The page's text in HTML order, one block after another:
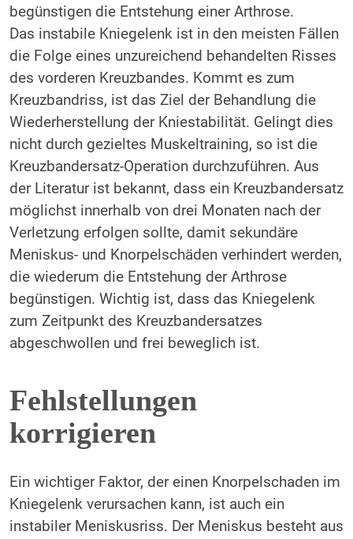
begünstigen die Entstehung einer Arthrose.
Das instabile Kniegelenk ist in den meisten Fällen
die Folge eines unzureichend behandelten Risses
des vorderen Kreuzbandes. Kommt es zum
Kreuzbandriss, ist das Ziel der Behandlung die
Wiederherstellung der Kniestabilität. Gelingt dies
nicht durch gezieltes Muskeltraining, so ist die
Kreuz­bandersatz-Operation durchzuführen. Aus
der Literatur ist bekannt, dass ein Kreuzbandersatz
möglichst innerhalb von drei Monaten nach der
Verletzung erfolgen sollte, damit sekundäre
Meniskus- und Knorpelschäden verhindert werden,
die wiederum die Entstehung der Arthrose
begünstigen. Wichtig ist, dass das Kniegelenk
zum Zeitpunkt des Kreuzbandersatzes
abgeschwollen und frei beweglich ist.
Fehlstellungen
korrigieren
Ein wichtiger Faktor, der einen Knorpelschaden im
Kniegelenk verursachen kann, ist auch ein
instabiler Meniskusriss. Der Meniskus besteht aus